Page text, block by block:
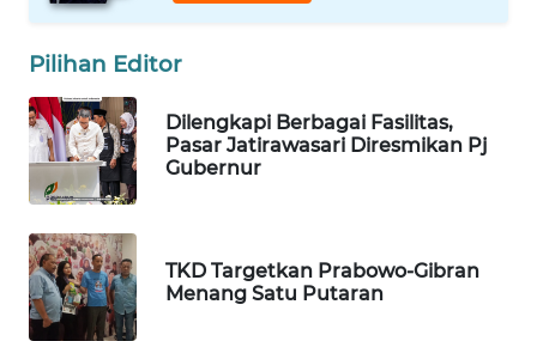
Pilihan Editor
Dilengkapi Berbagai Fasilitas,
Pasar Jatirawasari Diresmikan Pj
Gubernur
TKD Targetkan Prabowo-Gibran
Menang Satu Putaran
LESUNG
WN
KARO
WN
SIMALUNGUN
WN
LABUHANBATU